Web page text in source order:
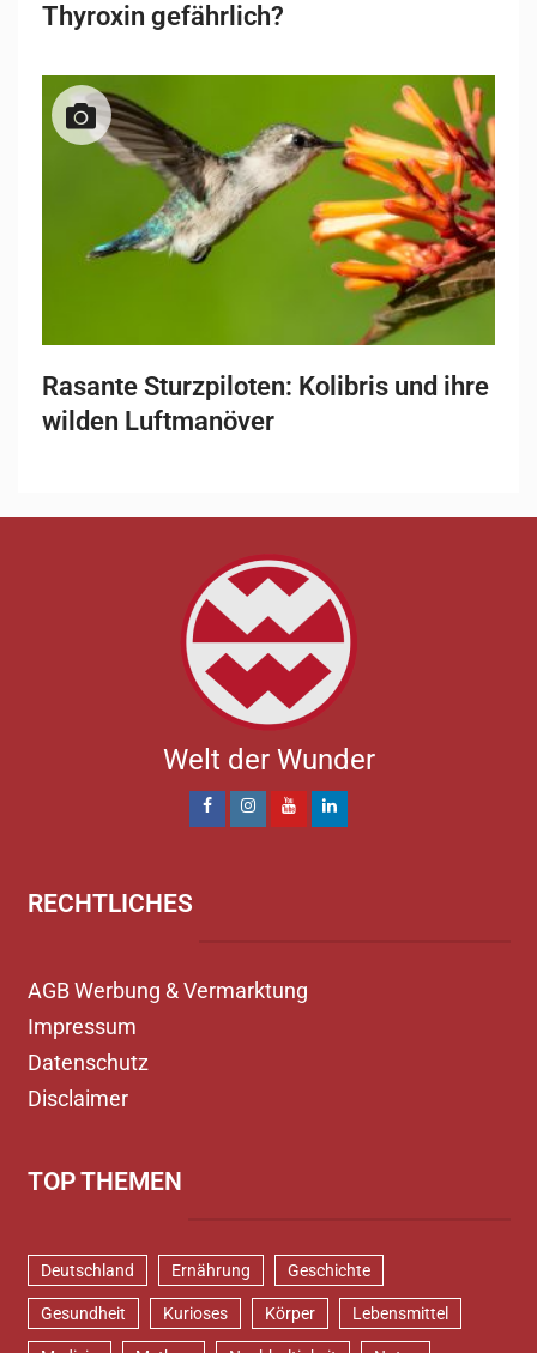
Thyroxin gefährlich?
Rasante Sturzpiloten: Kolibris und ihre
wilden Luftmanöver
Welt der Wunder
RECHTLICHES
AGB Werbung & Vermarktung
Impressum
Datenschutz
Disclaimer
TOP THEMEN
Deutschland Ernährung Geschichte
Gesundheit Kurioses Körper Lebensmittel